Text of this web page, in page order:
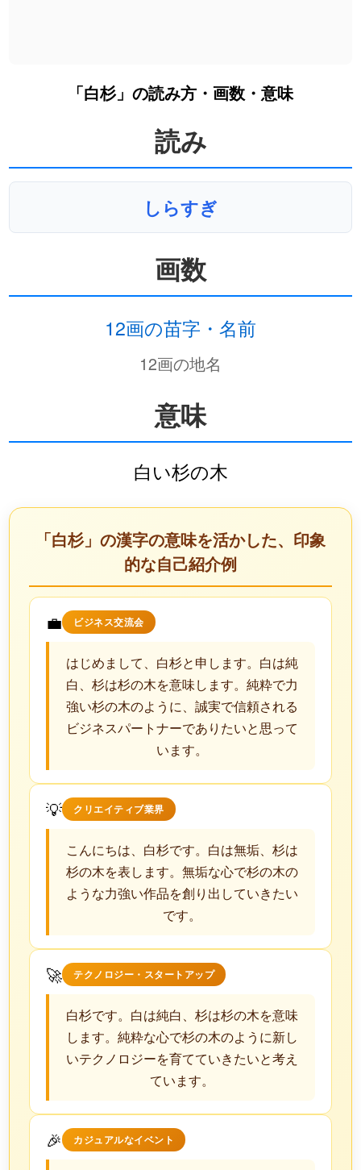
「白杉」の読み方・画数・意味
読み
しらすぎ
画数
12画の苗字・名前
12画の地名
意味
白い杉の木
「白杉」の漢字の意味を活かした、印象
的な自己紹介例
💼 ビジネス交流会
はじめまして、白杉と申します。白は純
白、杉は杉の木を意味します。純粋で力
強い杉の木のように、誠実で信頼される
ビジネスパートナーでありたいと思って
います。
💡 クリエイティブ業界
こんにちは、白杉です。白は無垢、杉は
杉の木を表します。無垢な心で杉の木の
ような力強い作品を創り出していきたい
です。
🚀 テクノロジー・スタートアップ
白杉です。白は純白、杉は杉の木を意味
します。純粋な心で杉の木のように新し
いテクノロジーを育てていきたいと考え
ています。
🎉 カジュアルなイベント